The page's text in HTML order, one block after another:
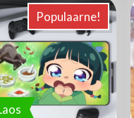
Populaarne!